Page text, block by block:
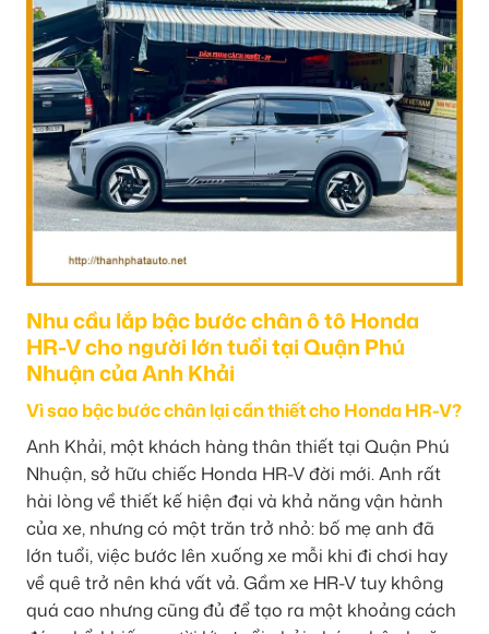
Nhu cầu lắp bậc bước chân ô tô Honda
HR-V cho người lớn tuổi tại Quận Phú
Nhuận của Anh Khải
Vì sao bậc bước chân lại cần thiết cho Honda HR-V?
Anh Khải, một khách hàng thân thiết tại Quận Phú
Nhuận, sở hữu chiếc Honda HR-V đời mới. Anh rất
hài lòng về thiết kế hiện đại và khả năng vận hành
của xe, nhưng có một trăn trở nhỏ: bố mẹ anh đã
lớn tuổi, việc bước lên xuống xe mỗi khi đi chơi hay
về quê trở nên khá vất vả. Gầm xe HR-V tuy không
quá cao nhưng cũng đủ để tạo ra một khoảng cách